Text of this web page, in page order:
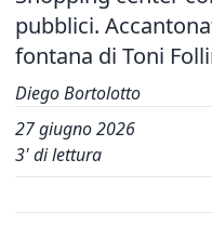
pubblici.
fontana di Toni
Diego Bortolotto
27 giugno 2026
3' di lettura